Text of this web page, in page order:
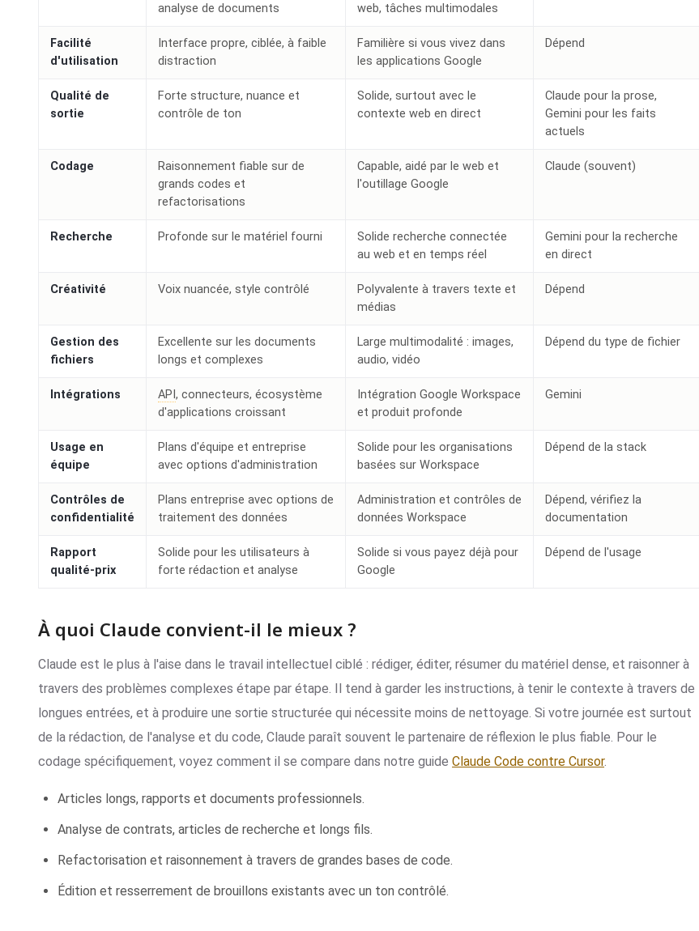
analyse de documents
web, tâches multimodales
Facilité
d'utilisation
Interface propre, ciblée, à faible
distraction
Familière si vous vivez dans
les applications Google
Dépend
Qualité de
sortie
Forte structure, nuance et
contrôle de ton
Solide, surtout avec le
contexte web en direct
Claude pour la prose,
Gemini pour les faits
actuels
Codage
Raisonnement fiable sur de
grands codes et
refactorisations
Capable, aidé par le web et
l'outillage Google
Claude (souvent)
Recherche Profonde sur le matériel fourni
Solide recherche connectée
au web et en temps réel
Gemini pour la recherche
en direct
Créativité Voix nuancée, style contrôlé
Polyvalente à travers texte et
médias
Dépend
Gestion des
fichiers
Excellente sur les documents
longs et complexes
Large multimodalité : images,
audio, vidéo
Dépend du type de fichier
Intégrations API, connecteurs, écosystème
d'applications croissant
Intégration Google Workspace
et produit profonde
Gemini
Usage en
équipe
Plans d'équipe et entreprise
avec options d'administration
Solide pour les organisations
basées sur Workspace
Dépend de la stack
Contrôles de
confidentialité
Plans entreprise avec options de
traitement des données
Administration et contrôles de
données Workspace
Dépend, vérifiez la
documentation
Rapport
qualité-prix
Solide pour les utilisateurs à
forte rédaction et analyse
Solide si vous payez déjà pour
Google
Dépend de l'usage
À quoi Claude convient-il le mieux ?
Claude est le plus à l'aise dans le travail intellectuel ciblé : rédiger, éditer, résumer du matériel dense, et raisonner à
travers des problèmes complexes étape par étape. Il tend à garder les instructions, à tenir le contexte à travers de
longues entrées, et à produire une sortie structurée qui nécessite moins de nettoyage. Si votre journée est surtout
de la rédaction, de l'analyse et du code, Claude paraît souvent le partenaire de réflexion le plus fiable. Pour le
codage spécifiquement, voyez comment il se compare dans notre guideClaude Code contre Cursor.
Articles longs, rapports et documents professionnels.
Analyse de contrats, articles de recherche et longs fils.
Refactorisation et raisonnement à travers de grandes bases de code.
Édition et resserrement de brouillons existants avec un ton contrôlé.